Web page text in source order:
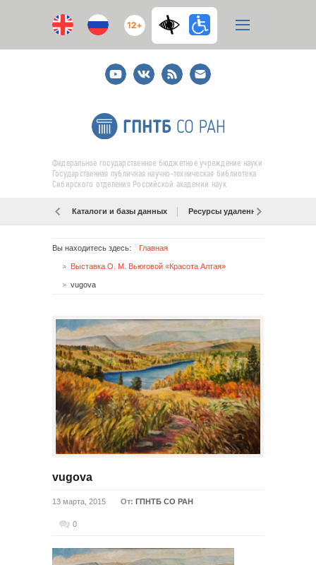
12+
YoutubeВКонтакте
RSS
E-
mail
подписка
Федеральное государственное бюджетное учреждение науки
Государственная публичная научно-техническая библиотека
Сибирского отделения Российской академии наук
Каталоги и базы данных Ресурсы удаленного доступа
Вы находитесь здесь: Главная
Выставка О. М. Вьюговой «Красота Алтая»
vugova
vugova
13 марта, 2015 От: ГПНТБ СО РАН
0